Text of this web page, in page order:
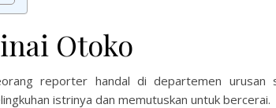
Otoko
reporter handal di departemen urusan
istrinya dan memutuskan untuk bercerai.